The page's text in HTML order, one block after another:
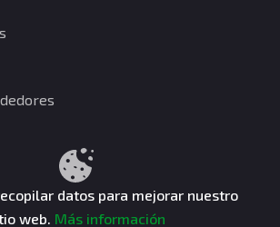
Términos y condiciones
2026. Todos los derechos reservados.
datos para mejorar nuestro
web. Más información